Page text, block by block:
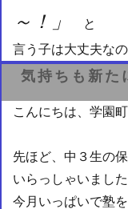
～！」
と
言う子は大丈夫な
気持ちも新た
こんにちは、学園
先ほど、中３生の
いらっしゃいました
今月いっぱいで塾